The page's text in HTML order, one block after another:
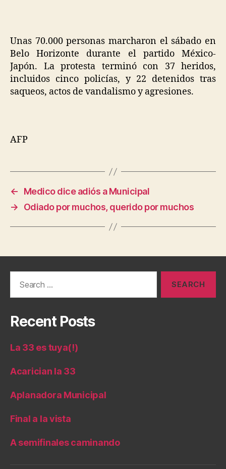
Unas 70.000 personas marcharon el sábado en
Belo Horizonte durante el partido México-
Japón. La protesta terminó con 37 heridos,
incluidos cinco policías, y 22 detenidos tras
saqueos, actos de vandalismo y agresiones.
AFP
←
Medico dice adiós a Municipal
→
Odiado por muchos, querido por muchos
Recent Posts
La 33 es tuya(!)
Acarician la 33
Aplanadora Municipal
Final a la vista
A semifinales caminando